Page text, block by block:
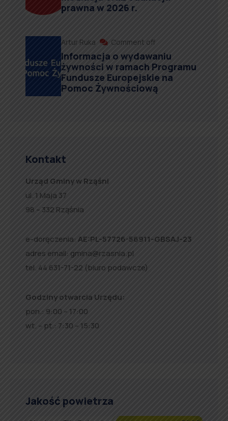
prawna w 2026 r.
Artur Ruka Comment off
Informacja o wydawaniu
żywności w ramach Programu
Fundusze Europejskie na
Pomoc Żywnościową
Kontakt
Urząd Gminy w Rząśni
ul. 1 Maja 37
98 – 332 Rząśnia
e-doręczenia: AE:PL-57726-56911-GBSAJ-23
adres email: gmina@rzasnia.pl
tel. 44 631-71-22 (biuro podawcze)
Godziny otwarcia Urzędu:
pon.: 9:00 – 17:00
wt. – pt.: 7:30 – 15:30
Jakość powietrza